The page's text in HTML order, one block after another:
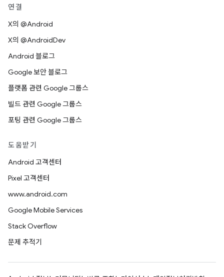
연결
X의 @Android
X의 @AndroidDev
Android 블로그
Google 보안 블로그
플랫폼 관련 Google 그룹스
빌드 관련 Google 그룹스
포팅 관련 Google 그룹스
도움받기
Android 고객센터
Pixel 고객센터
www.android.com
Google Mobile Services
Stack Overflow
문제 추적기